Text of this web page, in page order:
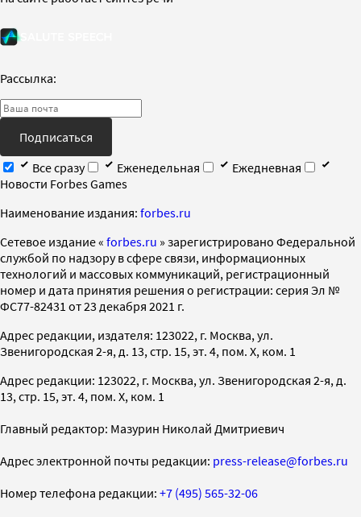
Рассылка:
Подписаться
Все сразу
Еженедельная
Ежедневная
Новости Forbes Games
Наименование издания: forbes.ru
Cетевое издание « forbes.ru » зарегистрировано Федеральной
службой по надзору в сфере связи, информационных
технологий и массовых коммуникаций, регистрационный
номер и дата принятия решения о регистрации: серия Эл №
ФС77-82431 от 23 декабря 2021 г.
Адрес редакции, издателя: 123022, г. Москва, ул.
Звенигородская 2-я, д. 13, стр. 15, эт. 4, пом. X, ком. 1
Адрес редакции: 123022, г. Москва, ул. Звенигородская 2-я, д.
13, стр. 15, эт. 4, пом. X, ком. 1
Главный редактор: Мазурин Николай Дмитриевич
Адрес электронной почты редакции: press-release@forbes.ru
Номер телефона редакции: +7 (495) 565-32-06